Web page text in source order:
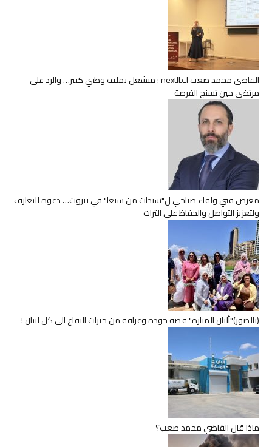
القاضي محمد صعب لـnextlb : منشغل بملف وطني كبير… والرد على
مرتضى حين تسنح الفرصة
معرض فني ولقاء صباحي ل"سيدات من شبعا" في بيروت… دعوة للتعارف
ولتعزيز التواصل والحفاظ على التراث
(بالصور)"ألبان المنارة" قصة جودة وعراقة من خيرات البقاع الى كل لبنان !
ماذا قال القاضي محمد صعب؟